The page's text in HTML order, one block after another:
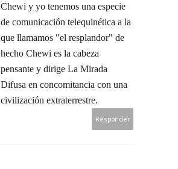
Chewi y yo tenemos una especie
de comunicación telequinética a la
que llamamos "el resplandor" de
hecho Chewi es la cabeza
pensante y dirige La Mirada
Difusa en concomitancia con una
civilización extraterrestre.
Responder